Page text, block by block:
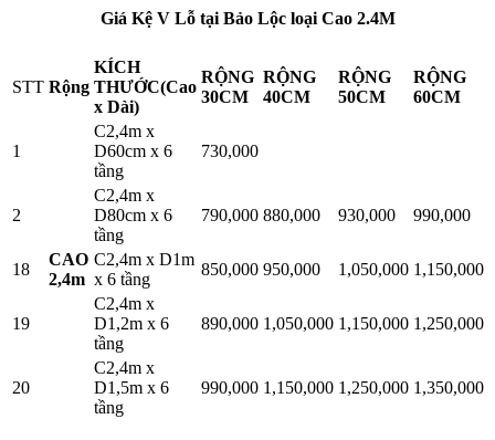
Giá Kệ V Lỗ tại Bảo Lộc loại Cao 2.4M
STT Rộng
KÍCH
THƯỚC(Cao
x Dài)
RỘNG
30CM
RỘNG
40CM
RỘNG
50CM
RỘNG
60CM
1
CAO
2,4m
C2,4m x
D60cm x 6
tầng
730,000
2
C2,4m x
D80cm x 6
tầng
790,000 880,000 930,000 990,000
18
C2,4m x D1m
x 6 tầng
850,000 950,000 1,050,000 1,150,000
19
C2,4m x
D1,2m x 6
tầng
890,000 1,050,000 1,150,000 1,250,000
20
C2,4m x
D1,5m x 6
tầng
990,000 1,150,000 1,250,000 1,350,000